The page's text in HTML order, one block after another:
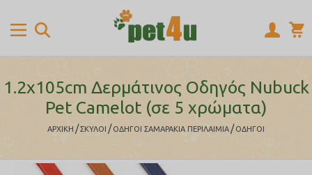
1.2x105cm Δερμάτινος Οδηγός Nubuck
Pet Camelot (σε 5 χρώματα)
ΑΡΧΙΚΉ /ΣΚΥΛΟΙ / ΟΔΗΓΟΙ ΣΑΜΑΡΑΚΙΑ ΠΕΡΙΛΑΙΜΙΑ / ΟΔΗΓΟΙ